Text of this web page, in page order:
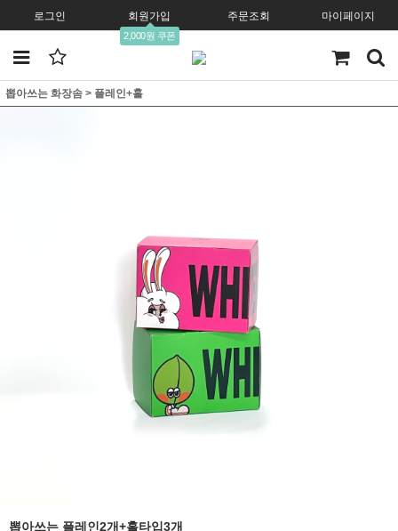
로그인 회원가입
2,000원 쿠폰
주문조회 마이페이지
뽑아쓰는 화장솜 > 플레인+홀
뽑아쓰는 플레인2개+홀타입3개